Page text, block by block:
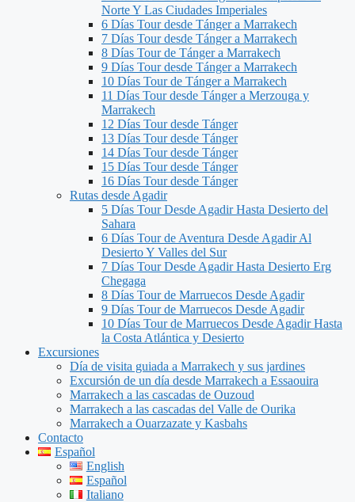
Norte Y Las Ciudades Imperiales
6 Días Tour desde Tánger a Marrakech
7 Días Tour desde Tánger a Marrakech
8 Días Tour de Tánger a Marrakech
9 Días Tour desde Tánger a Marrakech
10 Días Tour de Tánger a Marrakech
11 Días Tour desde Tánger a Merzouga y
Marrakech
12 Días Tour desde Tánger
13 Días Tour desde Tánger
14 Días Tour desde Tánger
15 Días Tour desde Tánger
16 Días Tour desde Tánger
Rutas desde Agadir
5 Días Tour Desde Agadir Hasta Desierto del
Sahara
6 Días Tour de Aventura Desde Agadir Al
Desierto Y Valles del Sur
7 Días Tour Desde Agadir Hasta Desierto Erg
Chegaga
8 Días Tour de Marruecos Desde Agadir
9 Días Tour de Marruecos Desde Agadir
10 Días Tour de Marruecos Desde Agadir Hasta
la Costa Atlántica y Desierto
Excursiones
Día de visita guiada a Marrakech y sus jardines
Excursión de un día desde Marrakech a Essaouira
Marrakech a las cascadas de Ouzoud
Marrakech a las cascadas del Valle de Ourika
Marrakech a Ouarzazate y Kasbahs
Contacto
Español
English
Español
Italiano